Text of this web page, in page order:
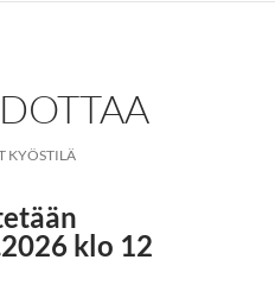
KYÖSTILÄ
klo 12